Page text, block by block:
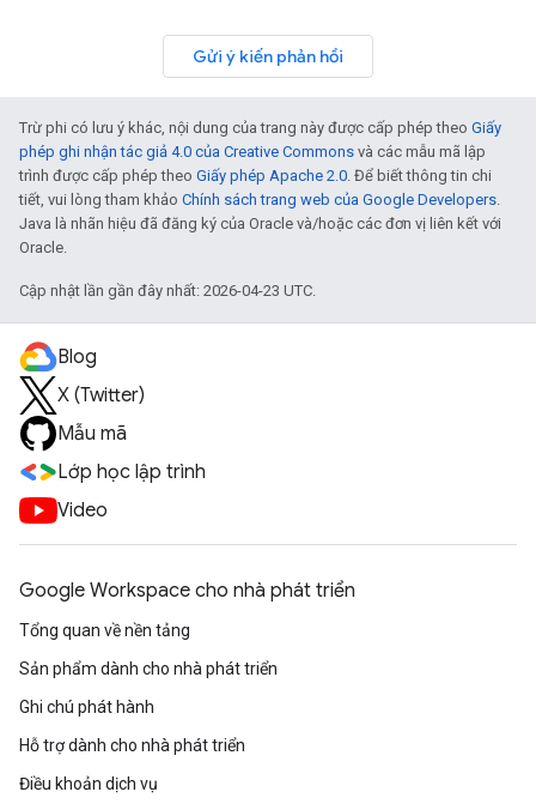
Gửi ý kiến phản hồi
Trừ phi có lưu ý khác, nội dung của trang này được cấp phép theo Giấy
phép ghi nhận tác giả 4.0 của Creative Commons và các mẫu mã lập
trình được cấp phép theo Giấy phép Apache 2.0. Để biết thông tin chi
tiết, vui lòng tham khảo Chính sách trang web của Google Developers.
Java là nhãn hiệu đã đăng ký của Oracle và/hoặc các đơn vị liên kết với
Oracle.
Cập nhật lần gần đây nhất: 2026-04-23 UTC.
Blog
X (Twitter)
Mẫu mã
Lớp học lập trình
Video
Google Workspace cho nhà phát triển
Tổng quan về nền tảng
Sản phẩm dành cho nhà phát triển
Ghi chú phát hành
Hỗ trợ dành cho nhà phát triển
Điều khoản dịch vụ